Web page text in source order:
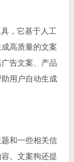
，它基于人工
高质量的文案
告文案、产品
用户自动生成
和一些相关信
。文案狗还提